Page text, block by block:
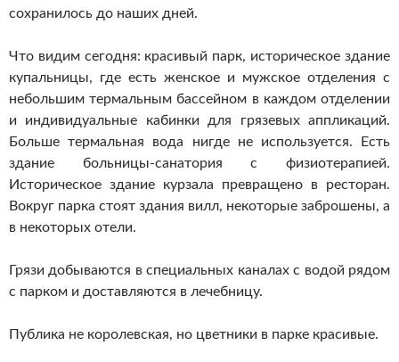
сохранилось до наших дней.
Что видим сегодня: красивый парк, историческое здание
купальницы, где есть женское и мужское отделения с
небольшим термальным бассейном в каждом отделении
и индивидуальные кабинки для грязевых аппликаций.
Больше термальная вода нигде не используется. Есть
здание больницы-санатория с физиотерапией.
Историческое здание курзала превращено в ресторан.
Вокруг парка стоят здания вилл, некоторые заброшены, а
в некоторых отели.
Грязи добываются в специальных каналах с водой рядом
с парком и доставляются в лечебницу.
Публика не королевская, но цветники в парке красивые.